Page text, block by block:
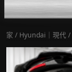
家 / Hyundai｜現代/